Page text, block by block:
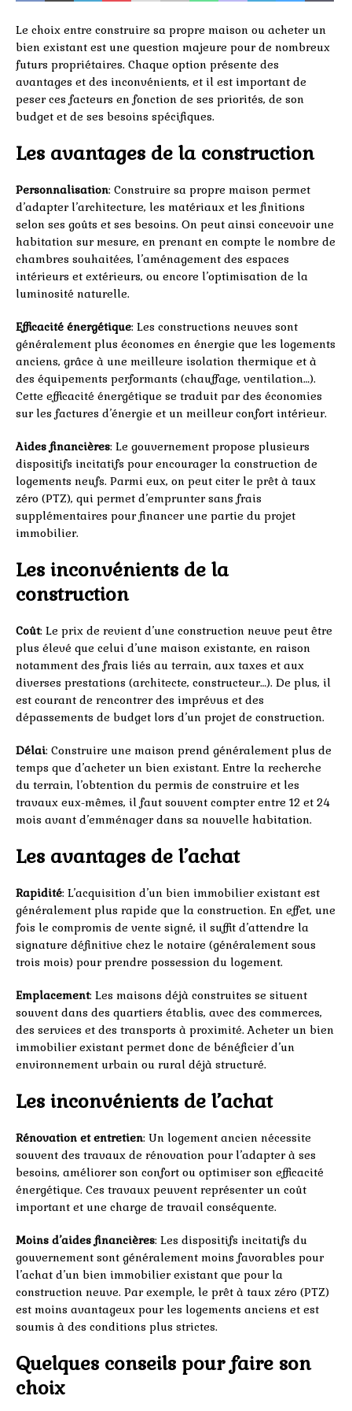
Le choix entre construire sa propre maison ou acheter un
bien existant est une question majeure pour de nombreux
futurs propriétaires. Chaque option présente des
avantages et des inconvénients, et il est important de
peser ces facteurs en fonction de ses priorités, de son
budget et de ses besoins spécifiques.
Les avantages de la construction
Personnalisation: Construire sa propre maison permet
d’adapter l’architecture, les matériaux et les finitions
selon ses goûts et ses besoins. On peut ainsi concevoir une
habitation sur mesure, en prenant en compte le nombre de
chambres souhaitées, l’aménagement des espaces
intérieurs et extérieurs, ou encore l’optimisation de la
luminosité naturelle.
Efficacité énergétique: Les constructions neuves sont
généralement plus économes en énergie que les logements
anciens, grâce à une meilleure isolation thermique et à
des équipements performants (chauffage, ventilation…).
Cette efficacité énergétique se traduit par des économies
sur les factures d’énergie et un meilleur confort intérieur.
Aides financières: Le gouvernement propose plusieurs
dispositifs incitatifs pour encourager la construction de
logements neufs. Parmi eux, on peut citer le prêt à taux
zéro (PTZ), qui permet d’emprunter sans frais
supplémentaires pour financer une partie du projet
immobilier.
Les inconvénients de la
construction
Coût: Le prix de revient d’une construction neuve peut être
plus élevé que celui d’une maison existante, en raison
notamment des frais liés au terrain, aux taxes et aux
diverses prestations (architecte, constructeur…). De plus, il
est courant de rencontrer des imprévus et des
dépassements de budget lors d’un projet de construction.
Délai: Construire une maison prend généralement plus de
temps que d’acheter un bien existant. Entre la recherche
du terrain, l’obtention du permis de construire et les
travaux eux-mêmes, il faut souvent compter entre 12 et 24
mois avant d’emménager dans sa nouvelle habitation.
Les avantages de l’achat
Rapidité: L’acquisition d’un bien immobilier existant est
généralement plus rapide que la construction. En effet, une
fois le compromis de vente signé, il suffit d’attendre la
signature définitive chez le notaire (généralement sous
trois mois) pour prendre possession du logement.
Emplacement: Les maisons déjà construites se situent
souvent dans des quartiers établis, avec des commerces,
des services et des transports à proximité. Acheter un bien
immobilier existant permet donc de bénéficier d’un
environnement urbain ou rural déjà structuré.
Les inconvénients de l’achat
Rénovation et entretien: Un logement ancien nécessite
souvent des travaux de rénovation pour l’adapter à ses
besoins, améliorer son confort ou optimiser son efficacité
énergétique. Ces travaux peuvent représenter un coût
important et une charge de travail conséquente.
Moins d’aides financières: Les dispositifs incitatifs du
gouvernement sont généralement moins favorables pour
l’achat d’un bien immobilier existant que pour la
construction neuve. Par exemple, le prêt à taux zéro (PTZ)
est moins avantageux pour les logements anciens et est
soumis à des conditions plus strictes.
Quelques conseils pour faire son
choix